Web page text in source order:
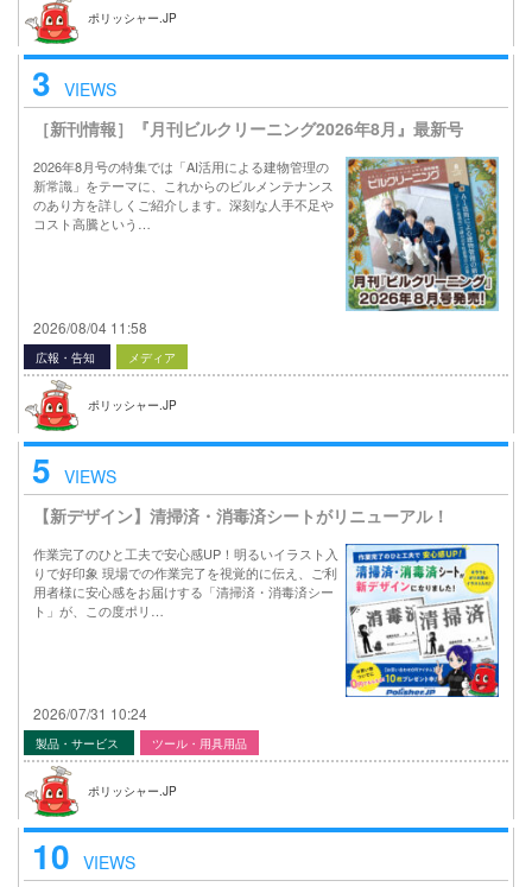
ポリッシャー.JP
3 VIEWS
［新刊情報］『月刊ビルクリーニング2026年8月』最新号
2026年8月号の特集では「AI活用による建物管理の
新常識」をテーマに、これからのビルメンテナンス
のあり方を詳しくご紹介します。深刻な人手不足や
コスト高騰という…
2026/08/04 11:58
広報・告知 メディア
ポリッシャー.JP
5 VIEWS
【新デザイン】清掃済・消毒済シートがリニューアル！
作業完了のひと工夫で安心感UP！明るいイラスト入
りで好印象 現場での作業完了を視覚的に伝え、ご利
用者様に安心感をお届けする「清掃済・消毒済シー
ト」が、この度ポリ…
2026/07/31 10:24
製品・サービス ツール・用具用品
ポリッシャー.JP
10 VIEWS